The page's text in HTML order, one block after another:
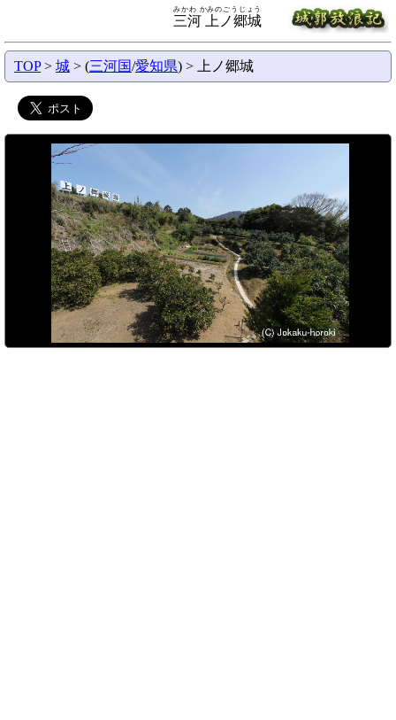
三河 上ノ郷城
みかわ かみのごうじょう
TOP> 城 > (三河国/愛知県) > 上ノ郷城